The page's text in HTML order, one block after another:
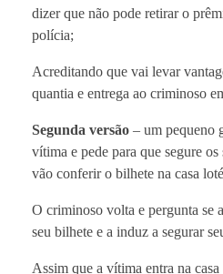
dizer que não pode retirar o
polícia;
Acreditando que vai levar
quantia e entrega ao criminoso
Segunda versão – um pequeno
vítima e pede para que segure os
vão conferir o bilhete na casa
O criminoso volta e pergunta se
seu bilhete e a induz a segurar
Assim que a vítima entra na